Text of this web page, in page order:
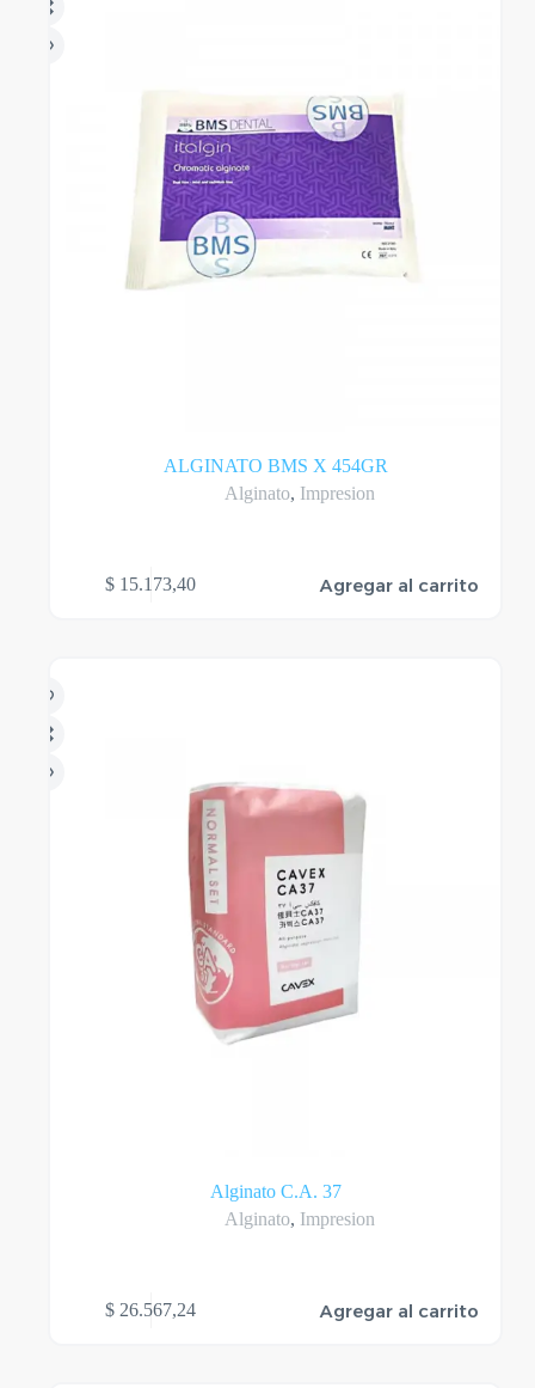
ALGINATO BMS X 454GR
Alginato, Impresion
$ 15.173,40 Agregar al carrito
Alginato C.A. 37
Alginato, Impresion
$ 26.567,24 Agregar al carrito